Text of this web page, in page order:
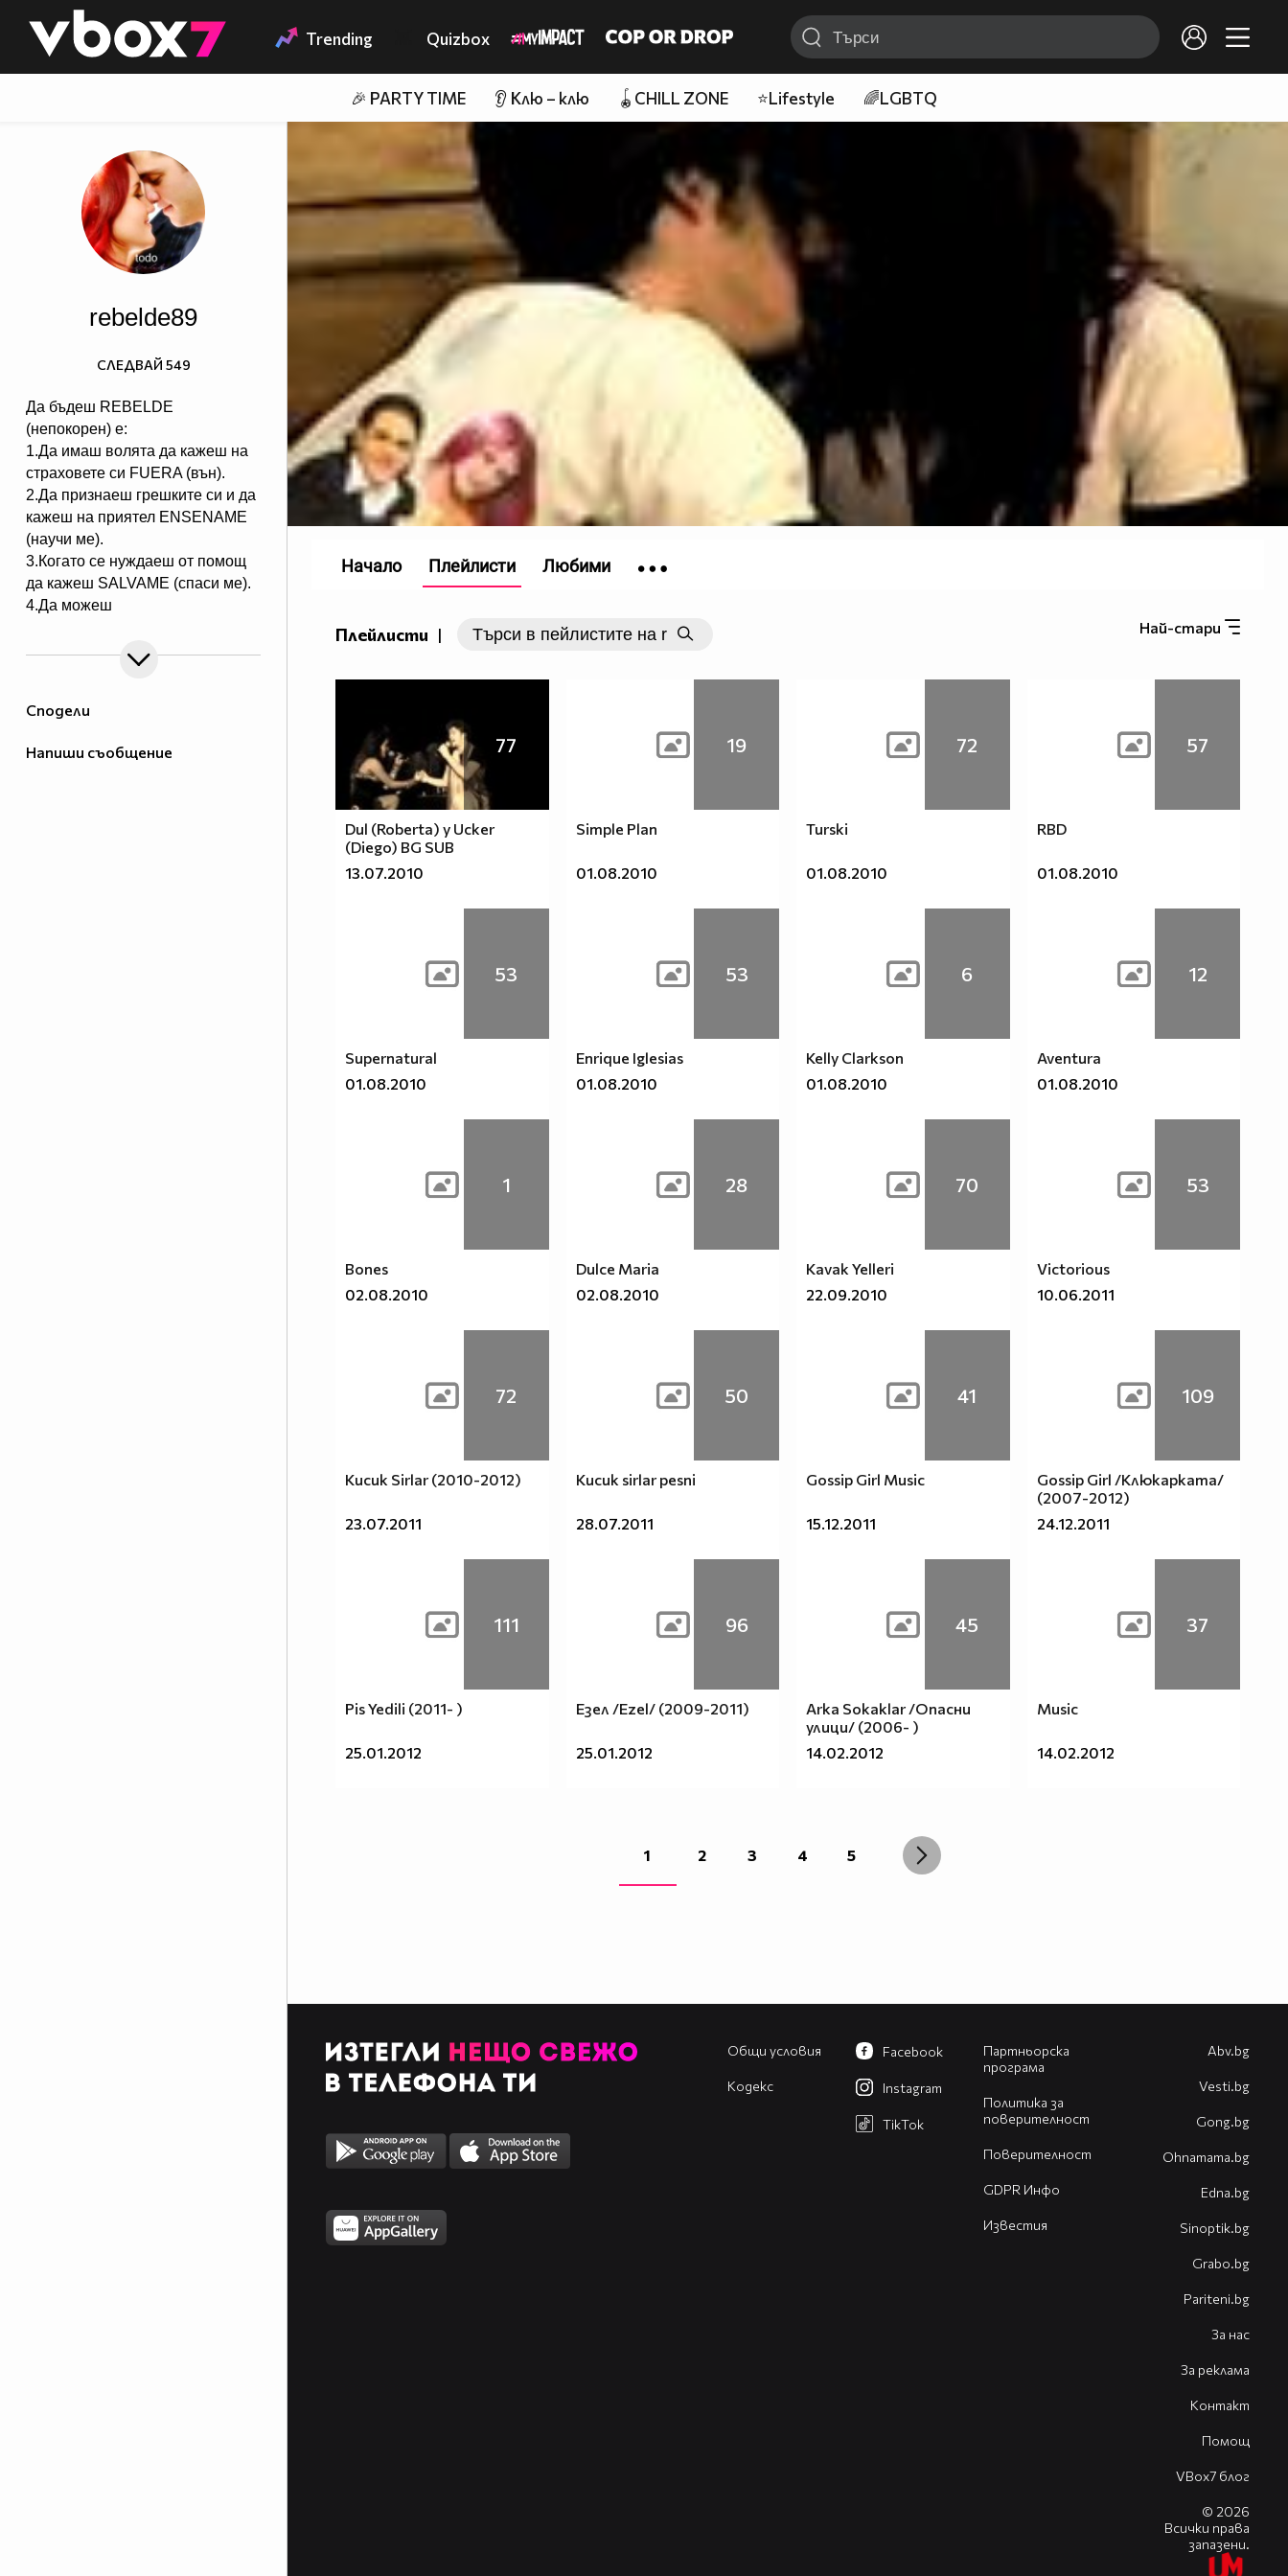
👾 Trending Quizbox
🎉 PARTY TIME 👂 Клю – клю 🪀CHILL ZONE ⭐Lifestyle 🌈LGBTQ
Сподели
Напиши съобщение
rebelde89
Да бъдеш REBELDE
(непокорен) е:
1.Да имаш волята да кажеш на
страховете си FUERA (вън).
2.Да признаеш грешките си и да
кажеш на приятел ЕNSENAME
(научи ме).
3.Когато се нуждаеш от помощ
да кажеш SALVAME (спаси ме).
4.Да можеш
Me voy (тръгвам си).
5.Да не преставаш да казваш
6.Да пожелаеш FELIZ
приятел винаги по различен
СЛЕДВАЙ 549
Плейлисти | Най-стари
77
Dul (Roberta) y Ucker
(Diego) BG SUB
13.07.2010
19
Simple Plan
01.08.2010
72
Turski
01.08.2010
57
RBD
01.08.2010
53
Supernatural
01.08.2010
53
Enrique Iglesias
01.08.2010
6
Kelly Clarkson
01.08.2010
12
Aventura
01.08.2010
1
Bones
02.08.2010
28
Dulce Maria
02.08.2010
70
Kavak Yelleri
22.09.2010
53
Victorious
10.06.2011
72
Kucuk Sirlar (2010-2012)
23.07.2011
50
Kucuk sirlar pesni
28.07.2011
41
Gossip Girl Music
15.12.2011
109
Gossip Girl /Клюкарката/
(2007-2012)
24.12.2011
111
Pis Yedili (2011- )
25.01.2012
96
Езел /Ezel/ (2009-2011)
25.01.2012
45
Arka Sokaklar /Опасни
улици/ (2006- )
14.02.2012
37
Music
14.02.2012
1 2 3 4 5
Начало Плейлисти Любими
Общи условия
Кодекс
Партньорска
програма
Политика за
поверителност
Поверителност
GDPR Инфо
Известия
Facebook
Instagram
TikTok
Abv.bg
Vesti.bg
Gong.bg
Оhnamama.bg
Edna.bg
Sinoptik.bg
Grabo.bg
Pariteni.bg
За нас
За реклама
Контакт
Помощ
VBox7 блог
© 2026
Всички права
запазени.